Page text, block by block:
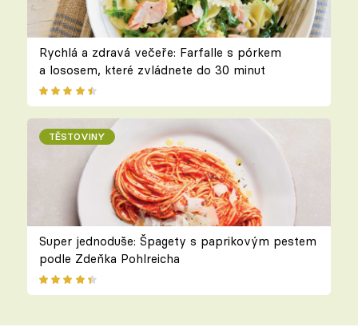
Rychlá a zdravá večeře: Farfalle s pórkem
a lososem, které zvládnete do 30 minut
TĚSTOVINY
Super jednoduše: Špagety s paprikovým pestem
podle Zdeňka Pohlreicha